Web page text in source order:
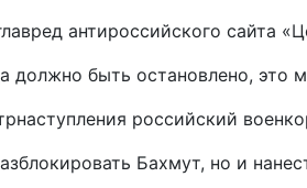
антироссийского сайта
должно быть остановлено,
российский
Бахмут, но и